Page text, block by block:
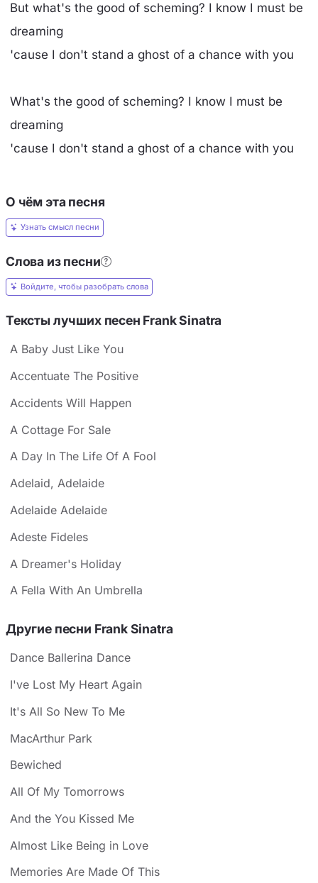
But what's the good of scheming? I know I must be
dreaming
'cause I don't stand a ghost of a chance with you
What's the good of scheming? I know I must be
dreaming
'cause I don't stand a ghost of a chance with you
О чём эта песня
Узнать смысл песни
Слова из песни
Войдите, чтобы разобрать слова
Тексты лучших песен Frank Sinatra
A Baby Just Like You
Accentuate The Positive
Accidents Will Happen
A Cottage For Sale
A Day In The Life Of A Fool
Adelaid, Adelaide
Adelaide Adelaide
Adeste Fideles
A Dreamer's Holiday
A Fella With An Umbrella
Другие песни Frank Sinatra
Dance Ballerina Dance
I've Lost My Heart Again
It's All So New To Me
MacArthur Park
Bewiched
All Of My Tomorrows
And the You Kissed Me
Almost Like Being in Love
Memories Are Made Of This